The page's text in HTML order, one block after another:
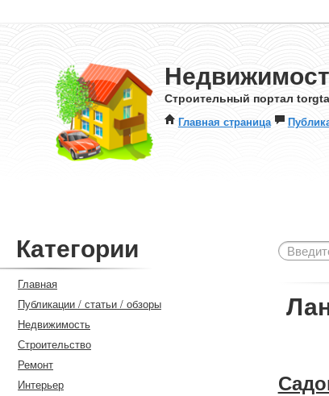
Строительный портал
Главная страница
Категории
Главная
Публикации / статьи / обзоры
Недвижимость
Строительство
Ремонт
Интерьер